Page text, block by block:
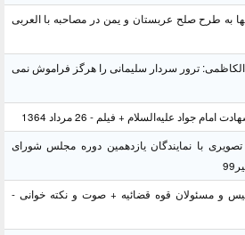
به طرح صلح عربستان و یمن در مصاحبه با العربی
ترور سردار سلیمانی را هرگز فراموش نمی
جواد علیه‌السلام + فیلم - 26 مرداد 1364
تصویری با نمایندگان یازدهمین دوره مجلس شورای
رئیس و مسئولان قوه قضائیه + صوت و نکته خوانی -